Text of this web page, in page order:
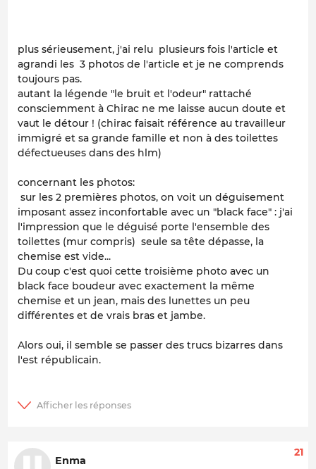
plus sérieusement, j'ai relu plusieurs fois l'article et
agrandi les 3 photos de l'article et je ne comprends
toujours pas.
autant la légende "le bruit et l'odeur" rattaché
consciemment à Chirac ne me laisse aucun doute et
vaut le détour ! (chirac faisait référence au travailleur
immigré et sa grande famille et non à des toilettes
défectueuses dans des hlm)
concernant les photos:
sur les 2 premières photos, on voit un déguisement
imposant assez inconfortable avec un "black face" : j'ai
l'impression que le déguisé porte l'ensemble des
toilettes (mur compris) seule sa tête dépasse, la
chemise est vide...
Du coup c'est quoi cette troisième photo avec un
black face boudeur avec exactement la même
chemise et un jean, mais des lunettes un peu
différentes et de vrais bras et jambe.
Alors oui, il semble se passer des trucs bizarres dans
l'est républicain.
Enma
21